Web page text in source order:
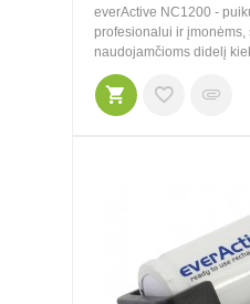
everActive NC1200 -
profesionalui ir įmonėms,
naudojamčioms didelį